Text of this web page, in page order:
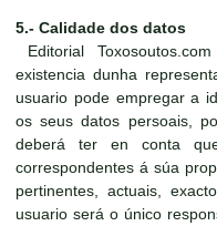
5.- Calidade dos datos
Editorial
existencia dunha
usuario pode empregar a
os seus datos persoais,
deberá ter en conta
correspondentes á súa
pertinentes, actuais,
usuario será o único